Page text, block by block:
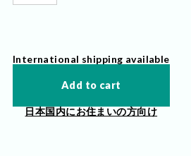
International shipping available
Add to cart
日本国内にお住まいの方向け